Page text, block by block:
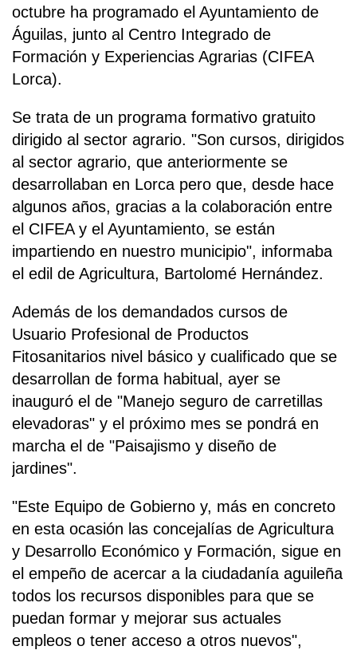
octubre ha programado el Ayuntamiento de
Águilas, junto al Centro Integrado de
Formación y Experiencias Agrarias (CIFEA
Lorca).
Se trata de un programa formativo gratuito
dirigido al sector agrario. "Son cursos, dirigidos
al sector agrario, que anteriormente se
desarrollaban en Lorca pero que, desde hace
algunos años, gracias a la colaboración entre
el CIFEA y el Ayuntamiento, se están
impartiendo en nuestro municipio", informaba
el edil de Agricultura, Bartolomé Hernández.
Además de los demandados cursos de
Usuario Profesional de Productos
Fitosanitarios nivel básico y cualificado que se
desarrollan de forma habitual, ayer se
inauguró el de "Manejo seguro de carretillas
elevadoras" y el próximo mes se pondrá en
marcha el de "Paisajismo y diseño de
jardines".
"Este Equipo de Gobierno y, más en concreto
en esta ocasión las concejalías de Agricultura
y Desarrollo Económico y Formación, sigue en
el empeño de acercar a la ciudadanía aguileña
todos los recursos disponibles para que se
puedan formar y mejorar sus actuales
empleos o tener acceso a otros nuevos",